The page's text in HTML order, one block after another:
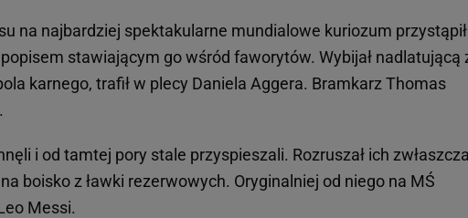
na najbardziej spektakularne mundialowe kuriozum przystąpił
stawiającym go wśród faworytów. Wybijał nadlatującą
karnego, trafił w plecy Daniela Aggera. Bramkarz Thomas
i od tamtej pory stale przyspieszali. Rozruszał ich zwłaszcza
boisko z ławki rezerwowych. Oryginalniej od niego na MŚ
Messi.